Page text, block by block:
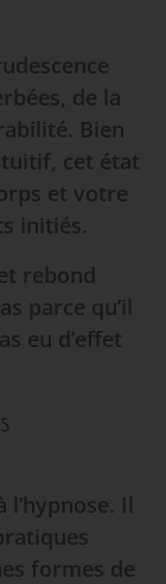
de la
Bien
cet état
et votre
initiés.
rebond
parce qu’il
eu d’effet
l’hypnose. Il
formes de